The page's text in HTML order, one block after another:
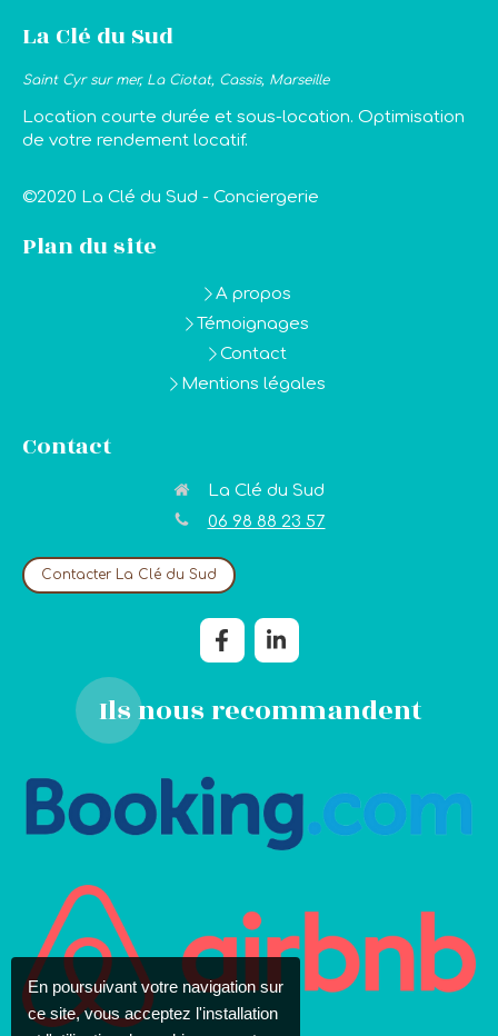
La Clé du Sud
Saint Cyr sur mer, La Ciotat, Cassis, Marseille
Location courte durée et sous-location. Optimisation
de votre rendement locatif.
©2020 La Clé du Sud - Conciergerie
Plan du site
A propos
Témoignages
Contact
Mentions légales
Contact
La Clé du Sud
06 98 88 23 57
Contacter La Clé du Sud
Ils nous recommandent
En poursuivant votre navigation sur
ce site, vous acceptez l'installation